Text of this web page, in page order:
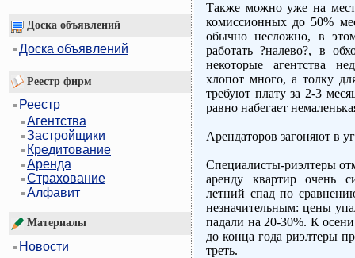
Доска объявлений
Доска объявлений
Реестр фирм
Реестр
Агентства
Застройщики
Кредитование
Аренда
Страхование
Алфавит
Материалы
Новости
Также можно уже на
комиссионных до 50%
обычно несложно, в
работать ?налево?, в
некоторые агентства
хлопот много, а толку
требуют плату за 2-3
равно набегает
Арендаторов загоняют в
Специалисты-риэлтеры
аренду квартир очень
летний спад по
незначительным: цены
падали на 20-30%. К
до конца года риэлтеры
треть.